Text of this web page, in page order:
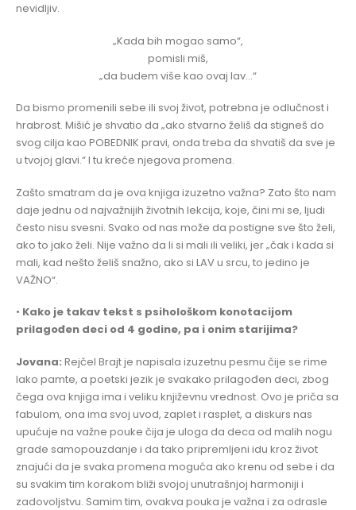
nevidljiv.
„Kada bih mogao samo“,
pomisli miš,
„da budem više kao ovaj lav…“
Da bismo promenili sebe ili svoj život, potrebna je odlučnost i
hrabrost. Mišić je shvatio da „ako stvarno želiš da stigneš do
svog cilja kao POBEDNIK pravi, onda treba da shvatiš da sve je
u tvojoj glavi.“ I tu kreće njegova promena.
Zašto smatram da je ova knjiga izuzetno važna? Zato što nam
daje jednu od najvažnijih životnih lekcija, koje, čini mi se, ljudi
često nisu svesni. Svako od nas može da postigne sve što želi,
ako to jako želi. Nije važno da li si mali ili veliki, jer „čak i kada si
mali, kad nešto želiš snažno, ako si LAV u srcu, to jedino je
VAŽNO“.
• Kako je takav tekst s psihološkom konotacijom
prilagođen deci od 4 godine, pa i onim starijima?
Jovana: Rejčel Brajt je napisala izuzetnu pesmu čije se rime
lako pamte, a poetski jezik je svakako prilagođen deci, zbog
čega ova knjiga ima i veliku književnu vrednost. Ovo je priča sa
fabulom, ona ima svoj uvod, zaplet i rasplet, a diskurs nas
upućuje na važne pouke čija je uloga da deca od malih nogu
grade samopouzdanje i da tako pripremljeni idu kroz život
znajući da je svaka promena moguća ako krenu od sebe i da
su svakim tim korakom bliži svojoj unutrašnjoj harmoniji i
zadovoljstvu. Samim tim, ovakva pouka je važna i za odrasle